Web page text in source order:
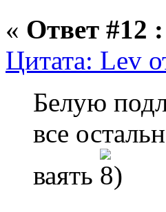
« Ответ #12 :
Цитата: Lev
Белую
все
ваять